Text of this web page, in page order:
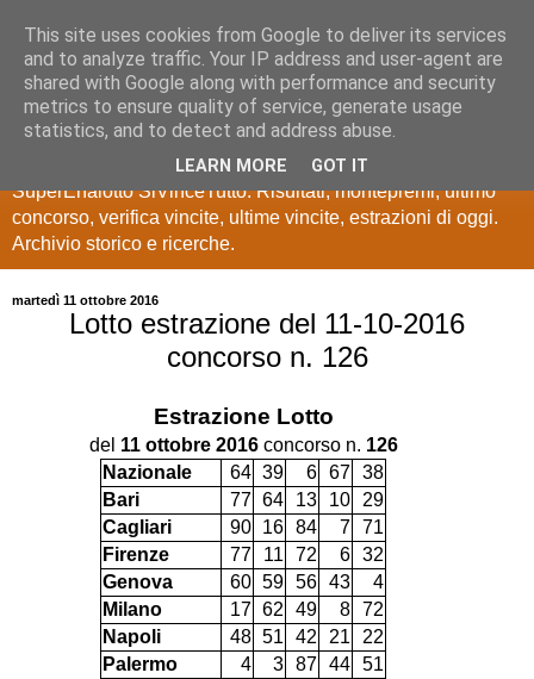
Estrazioni Lotto
SuperEnalotto
Ultime estrazioni di Lotto, SuperEnalotto, 10 e lotto,
SuperEnalotto SiVinceTutto. Risultati, montepremi, ultimo
concorso, verifica vincite, ultime vincite, estrazioni di oggi.
Archivio storico e ricerche.
martedì 11 ottobre 2016
Lotto estrazione del 11-10-2016
concorso n. 126
Estrazione Lotto
del 11 ottobre 2016concorso n. 126
Nazionale
64 39 6 67 38
Bari
77 64 13 10
29
Cagliari
90 16 84 7 71
Firenze
77 11 72 6 32
Genova
60 59 56 43
4
Milano
17 62 49 8 72
Napoli
48 51 42 21
22
Palermo
4 3 87 44 51
This site uses cookies from Google to deliver its services
and to analyze traffic. Your IP address and user-agent are
shared with Google along with performance and security
metrics to ensure quality of service, generate usage
statistics, and to detect and address abuse.
LEARN MORE GOT IT